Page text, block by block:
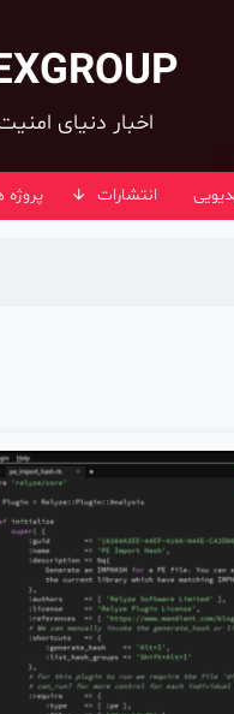
اخبار دنیای
انتشارات پروژه